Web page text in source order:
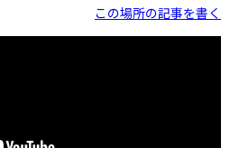
この場所の記事を書く